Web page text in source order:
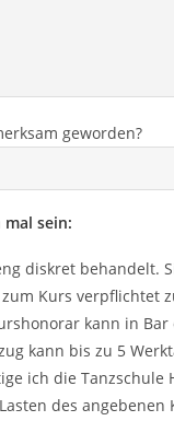
geworden?
sein:
diskret behandelt.
Kurs verpflichtet
kann in
kann bis zu 5
ich die
des